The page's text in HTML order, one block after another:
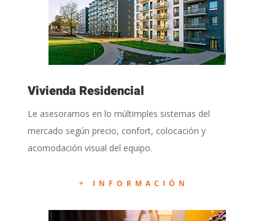
Vivienda Residencial
Le asesoramos en lo múltimples sistemas del
mercado según precio, confort, colocación y
acomodación visual del equipo.
+ INFORMACIÓN